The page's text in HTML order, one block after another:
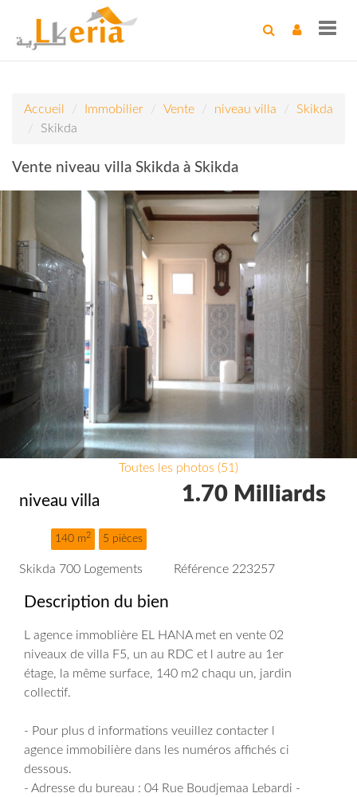
Accueil Immobilier Vente niveau villa
Skikda
Skikda
Vente niveau villa Skikda à Skikda
Toutes les photos (51)
niveau villa
140 m2 5 pièces
1.70 Milliards
Skikda 700 Logements Référence 223257
Description du bien
L agence immoblière EL HANA met en vente 02
niveaux de villa F5, un au RDC et l autre au 1er
étage, la même surface, 140 m2 chaqu un, jardin
collectif.
- Pour plus d informations veuillez contacter l
agence immobilière dans les numéros affichés ci
dessous.
- Adresse du bureau : 04 Rue Boudjemaa Lebardi -